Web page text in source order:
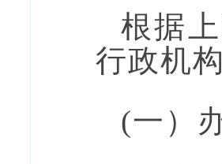
根据
行政机构
(一）